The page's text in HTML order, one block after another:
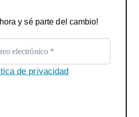
y sé parte del cambio!
de privacidad